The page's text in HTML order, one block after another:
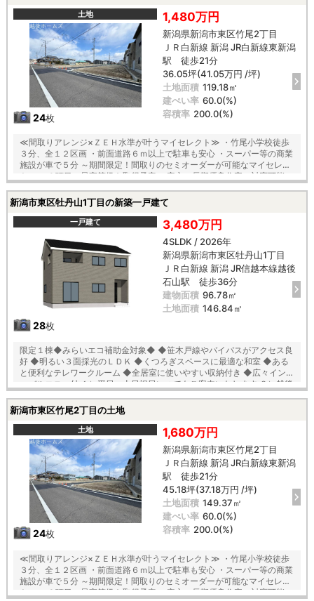
土地
24枚
1,480万円
新潟県新潟市東区竹尾2丁目
ＪＲ白新線 新潟 JR白新線東新潟
駅 徒歩21分
36.05坪(41.05万円 /坪)
土地面積 119.18㎡
建ぺい率 60.0(%)
容積率 200.0(%)
≪間取りアレンジ×ＺＥＨ水準が叶うマイセレクト≫ ・竹尾小学校徒歩
３分、全１２区画 ・前面道路６ｍ以上で駐車も安心 ・スーパー等の商業
施設が車で５分 ～期間限定！間取りのセミオーダーが可能なマイセレク
ト～ ・６項目の最高等級を取得予定 ・安心の長期優良住宅の対応可能
年保証 〇木造軸組×パネル工法で『地震に強い家』を実現！耐震等級
３！ 〇夏は涼しく、冬は暖かい『断熱等級５』 〇光熱費も抑えられる一
次エネルギー消費量『最高等級６』等の安心快適な住宅 〇第三者機関の
厳重チェックによる『住宅性能評価』ダブル取得 【教育】 竹尾小学校
徒歩３分 木戸中学校 徒歩２３分 【建築条件付】 施工会社：タクトホ
新潟市東区牡丹山1丁目の新築一戸建て
一戸建て
28枚
3,480万円
4SLDK / 2026年
新潟県新潟市東区牡丹山1丁目
ＪＲ白新線 新潟 JR信越本線越後
石山駅 徒歩36分
建物面積 96.78㎡
土地面積 146.84㎡
限定１棟◆みらいエコ補助金対象◆ ◆笹木戸線やバイパスがアクセス良
好 ◆明るい３面採光のＬＤＫ ◆くつろぎスペースに最適な和室 ◆ある
と便利なテレワークルーム ◆全居室に使いやすい収納付き ◆広々インナ
ーバルコニー付 １）平日、土日祝日いつでもご案内いたします ２）越後
値引き情報など）も提供します ４）お得なプレゼントキャンペーン実施
中 ■自動洗浄機能付きの外壁サイディング ■地震に強い「耐震等級３」
の家！ ■厳しい第三者機関検査による「住宅性能評価」W取得！ ■「ベ
タ基礎」「地盤改良工事」実施 ■安心の建物１０年保証（最大３５年ま
で延長可） ■年中無休のアフターサービスコールセンター設置 ■浴室乾
燥機で天候に左右されずお洗濯が可能 【教育】 牡丹山小学校 徒歩１４
分 木戸中学校 徒歩１８分
新潟市東区竹尾2丁目の土地
土地
24枚
1,680万円
新潟県新潟市東区竹尾2丁目
ＪＲ白新線 新潟 JR白新線東新潟
駅 徒歩21分
45.18坪(37.18万円 /坪)
土地面積 149.37㎡
建ぺい率 60.0(%)
容積率 200.0(%)
≪間取りアレンジ×ＺＥＨ水準が叶うマイセレクト≫ ・竹尾小学校徒歩
３分、全１２区画 ・前面道路６ｍ以上で駐車も安心 ・スーパー等の商業
施設が車で５分 ～期間限定！間取りのセミオーダーが可能なマイセレク
ト～ ・６項目の最高等級を取得予定 ・安心の長期優良住宅の対応可能